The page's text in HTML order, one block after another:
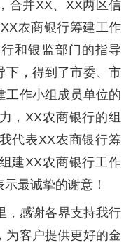
合并XX、XX两区信
农商银行筹建工作
和银监部门的指导
下，得到了市委、市
工作小组成员单位的
，XX农商银行的组
代表XX农商银行筹
建XX农商银行工作
最诚挚的谢意！
，感谢各界支持我行
为客户提供更好的金